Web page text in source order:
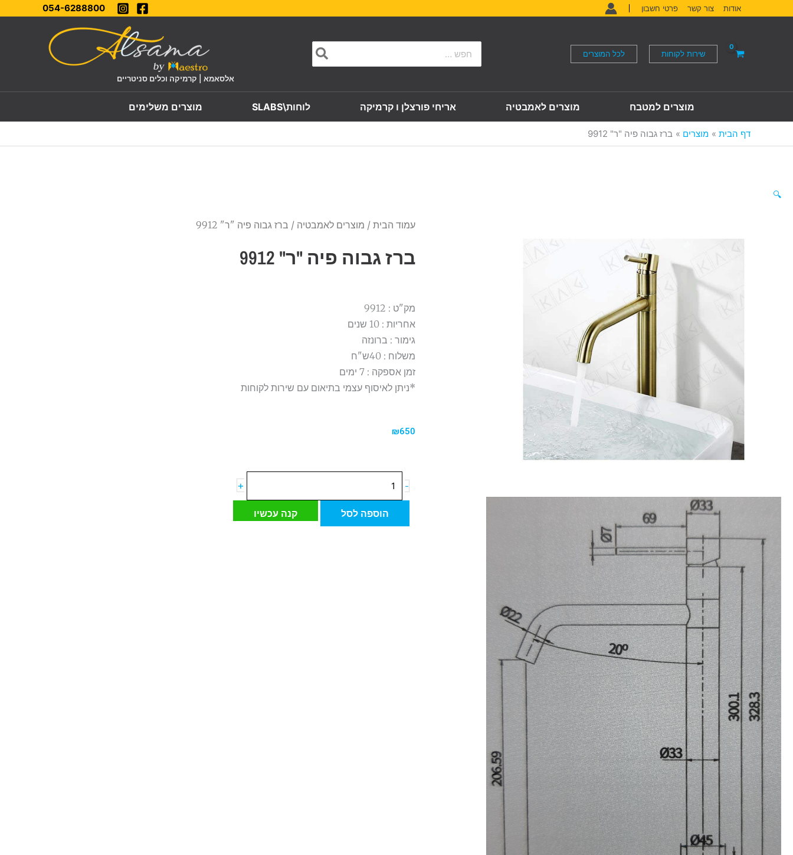
לתוכן
אודות צור קשר פרטי חשבון 054-6288800
שירות לקוחות לכל המוצרים
for:
אלסאמא | קרמיקה וכלים סניטריים
מוצרים למטבח מוצרים לאמבטיה אריחי פורצלן ו קרמיקה לוחות\SLABS מוצרים משלימים
דף הבית מוצרים ברז גבוה פיה "ר" 9912
🔍
עמוד הבית / מוצרים לאמבטיה / ברז גבוה פיה "ר" 9912
ברז גבוה פיה "ר" 9912
מק"ט : 9912
אחריות : 10 שנים
גימור : ברונזה
משלוח : 40ש"ח
זמן אספקה : 7 ימים
*ניתן לאיסוף עצמי בתיאום עם שירות לקוחות
₪650
-
של
גבוה
+
הוספה לסל קנה עכשיו